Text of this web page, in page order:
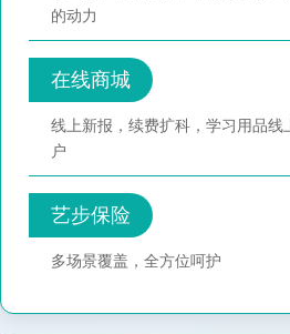
的动力
在线商城
线上新报，续费扩科，学习用品线
户
艺步保险
多场景覆盖，全方位呵护